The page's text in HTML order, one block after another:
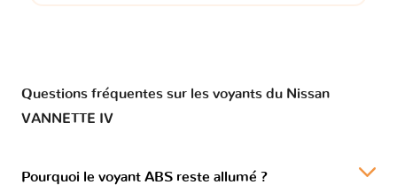
Questions fréquentes sur les voyants du Nissan
VANNETTE IV
Pourquoi le voyant ABS reste allumé ?